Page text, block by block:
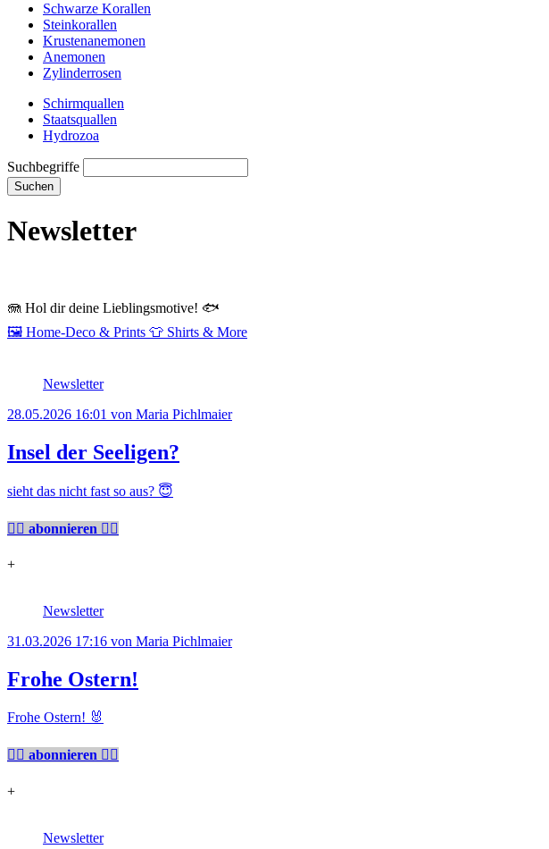
Schwarze Korallen
Steinkorallen
Krustenanemonen
Anemonen
Zylinderrosen
Schirmquallen
Staatsquallen
Hydrozoa
Suchbegriffe
Suchen
Newsletter
🪼 Hol dir deine Lieblingsmotive! 🐟
🖼️ Home‑Deco & Prints 👕 Shirts & More
Newsletter
28.05.2026 16:01 von Maria Pichlmaier
Insel der Seeligen?
sieht das nicht fast so aus? 😇
👉🏼 abonnieren 👈🏼
+
Newsletter
31.03.2026 17:16 von Maria Pichlmaier
Frohe Ostern!
Frohe Ostern! 🐰
👉🏼 abonnieren 👈🏼
+
Newsletter